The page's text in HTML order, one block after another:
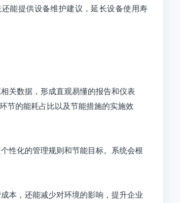
能提供设备维护建议，延长设备使用寿
关数据，形成直观易懂的报告和仪表
节的能耗占比以及节能措施的实施效
性化的管理规则和节能目标。系统会根
本，还能减少对环境的影响，提升企业